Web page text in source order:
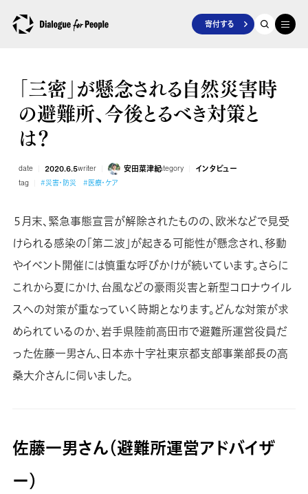
寄付する
「三密」が懸念される自然災害時
の避難所、今後とるべき対策と
は？
date 2020.6.5writer 安田菜津紀category インタビュー
tag #災害・防災 #医療・ケア
５月末、緊急事態宣言が解除されたものの、欧米などで見受
けられる感染の「第二波」が起きる可能性が懸念され、移動
やイベント開催には慎重な呼びかけが続いています。さらに
これから夏にかけ、台風などの豪雨災害と新型コロナウイル
スへの対策が重なっていく時期となります。どんな対策が求
められているのか、岩手県陸前高田市で避難所運営役員だ
った佐藤一男さん、日本赤十字社東京都支部事業部長の高
桑大介さんに伺いました。
佐藤一男さん（避難所運営アドバイザ
ー）